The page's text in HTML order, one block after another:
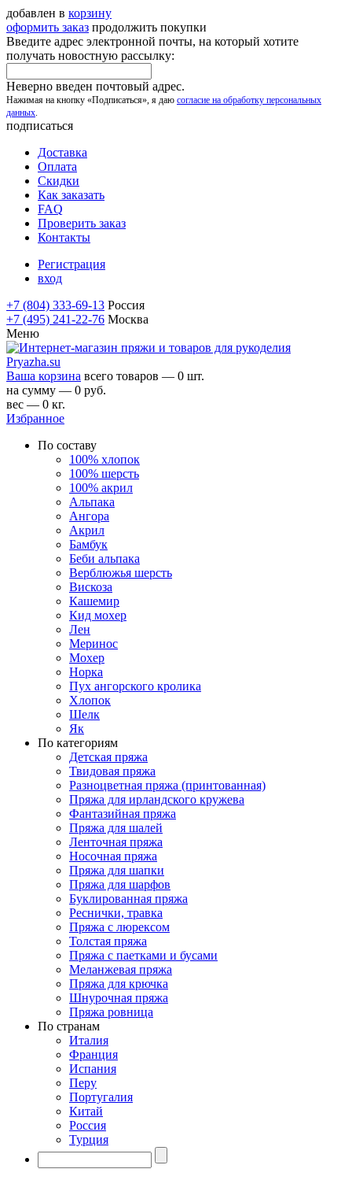
добавлен в корзину
оформить заказ продолжить покупки
Введите адрес электронной почты, на который хотите
получать новостную рассылку:
Неверно введен почтовый адрес.
Нажимая на кнопку «Подписаться», я даю согласие на обработку персональных
данных.
подписаться
Доставка
Оплата
Скидки
Как заказать
FAQ
Проверить заказ
Контакты
Регистрация
вход
+7 (804) 333-69-13 Россия
+7 (495) 241-22-76 Москва
Меню
Ваша корзина всего товаров — 0 шт.
на сумму — 0 руб.
вес — 0 кг.
Избранное
По составу
100% хлопок
100% шерсть
100% акрил
Альпака
Ангора
Акрил
Бамбук
Беби альпака
Верблюжья шерсть
Вискоза
Кашемир
Кид мохер
Лен
Меринос
Мохер
Норка
Пух ангорского кролика
Хлопок
Шелк
Як
По категориям
Детская пряжа
Твидовая пряжа
Разноцветная пряжа (принтованная)
Пряжа для ирландского кружева
Фантазийная пряжа
Пряжа для шалей
Ленточная пряжа
Носочная пряжа
Пряжа для шапки
Пряжа для шарфов
Буклированная пряжа
Реснички, травка
Пряжа с люрексом
Толстая пряжа
Пряжа с паетками и бусами
Меланжевая пряжа
Пряжа для крючка
Шнурочная пряжа
Пряжа ровница
По странам
Италия
Франция
Испания
Перу
Португалия
Китай
Россия
Турция